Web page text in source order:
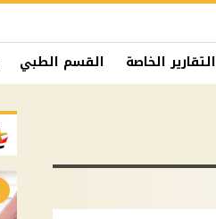
التقارير الخاصة القسم الطبي